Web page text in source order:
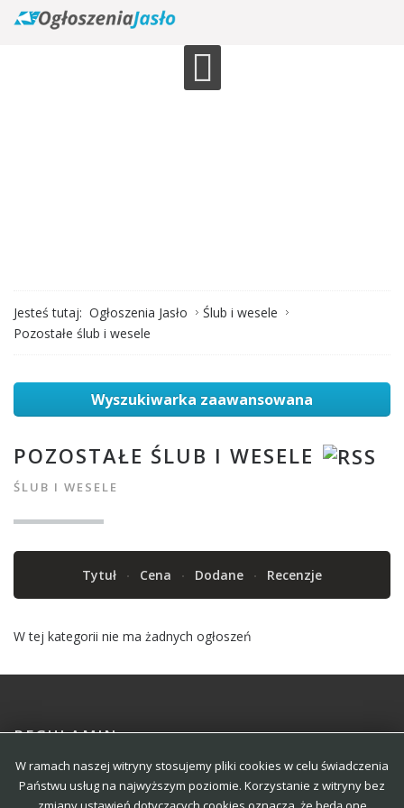
Jesteś tutaj: Ogłoszenia Jasło
Ślub i wesele
Pozostałe ślub i wesele
Wyszukiwarka zaawansowana
POZOSTAŁE ŚLUB I WESELE
ŚLUB I WESELE
Tytuł Cena Dodane Recenzje
W tej kategorii nie ma żadnych ogłoszeń
REGULAMIN
POLITYKA
W ramach naszej witryny stosujemy pliki cookies w celu świadczenia
Państwu usług na najwyższym poziomie. Korzystanie z witryny bez